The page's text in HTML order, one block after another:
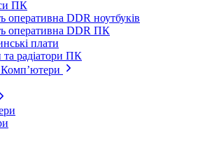
ПК
оперативна DDR ноутбуків
оперативна DDR ПК
плати
та радіатори ПК